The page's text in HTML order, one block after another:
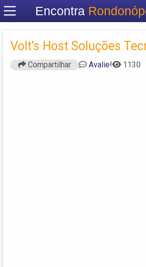
Encontra
Cadastrar
Fazer login
Criar conta
Volt’s Host Soluções
Compartilhar Avalie! 1130